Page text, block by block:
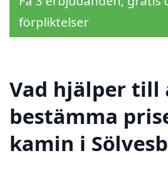
förpliktelser
Vad hjälper till
bestämma
kamin i